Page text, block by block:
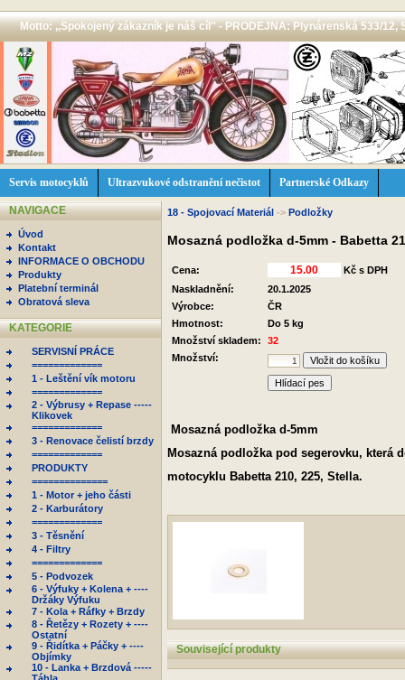
Motto: ,,Spokojený zákazník je náš cíl'' - PRODEJNA: Plynárenská 533/12,
Servis motocyklů Ultrazvukové odstranění nečistot Partnerské Odkazy
NAVIGACE
Úvod
Kontakt
INFORMACE O OBCHODU
Produkty
Platební terminál
Obratová sleva
KATEGORIE
SERVISNÍ PRÁCE
=============
1 - Leštění vík motoru
=============
2 - Výbrusy + Repase -----
Klikovek
=============
3 - Renovace čelistí brzdy
=============
PRODUKTY
==============
1 - Motor + jeho části
2 - Karburátory
=============
3 - Těsnění
4 - Filtry
=============
5 - Podvozek
6 - Výfuky + Kolena + ----
Držáky Výfuku
7 - Kola + Ráfky + Brzdy
8 - Řetězy + Rozety + ----
Ostatní
9 - Řidítka + Páčky + ----
Objímky
10 - Lanka + Brzdová -----
18 - Spojovací Materiál -> Podložky
Mosazná podložka d-5mm - Babetta
Cena:
Kč s DPH
Naskladnění:
20.1.2025
Výrobce:
ČR
Hmotnost:
Do 5 kg
Množství skladem:
32
Množství:
Hlídací pes
Mosazná podložka d-5mm
Mosazná podložka pod segerovku, která
motocyklu Babetta 210, 225, Stella.
Související produkty